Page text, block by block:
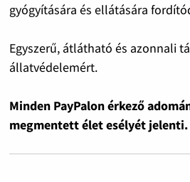
gyógyítására és ellátására
Egyszerű, átlátható és azonnali
állatvédelemért.
Minden PayPalon érkező
megmentett élet esélyét jelenti.